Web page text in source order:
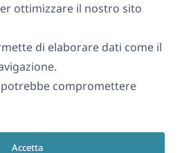
ottimizzare il nostro sito
di elaborare dati come il
compromettere
Accetta
Italiano
su WPML
sulla Privacy
al nostro team
apre
una
in
in
in